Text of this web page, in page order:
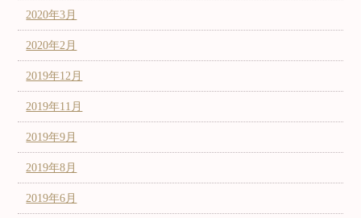
2020年3月
2020年2月
2019年12月
2019年11月
2019年9月
2019年8月
2019年6月